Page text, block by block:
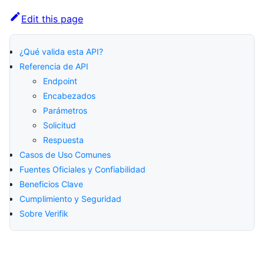
Edit this page
¿Qué valida esta API?
Referencia de API
Endpoint
Encabezados
Parámetros
Solicitud
Respuesta
Casos de Uso Comunes
Fuentes Oficiales y Confiabilidad
Beneficios Clave
Cumplimiento y Seguridad
Sobre Verifik